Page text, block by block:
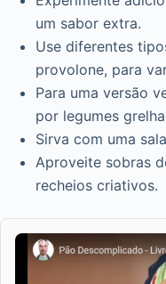
um sabor extra.
Use diferentes
provolone, para
Para uma versão
por legumes
Sirva com uma
Aproveite sobras
recheios criativos.